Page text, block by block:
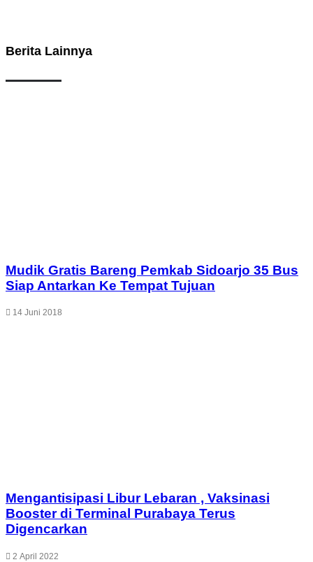
Berita Lainnya
Mudik Gratis Bareng Pemkab Sidoarjo 35 Bus
Siap Antarkan Ke Tempat Tujuan
14 Juni 2018
Mengantisipasi Libur Lebaran , Vaksinasi
Booster di Terminal Purabaya Terus
Digencarkan
2 April 2022